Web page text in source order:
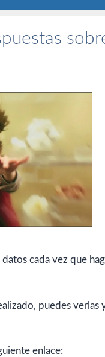
cada vez que
puedes verlas
enlace: